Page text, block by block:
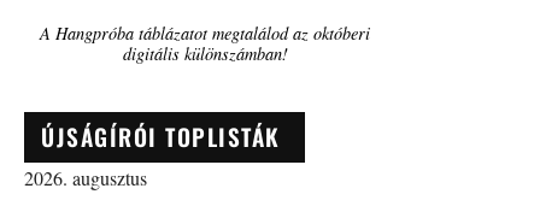
A Hangpróba táblázatot megtalálod az októberi
digitális különszámban!
ÚJSÁGÍRÓI TOPLISTÁK
2026. augusztus